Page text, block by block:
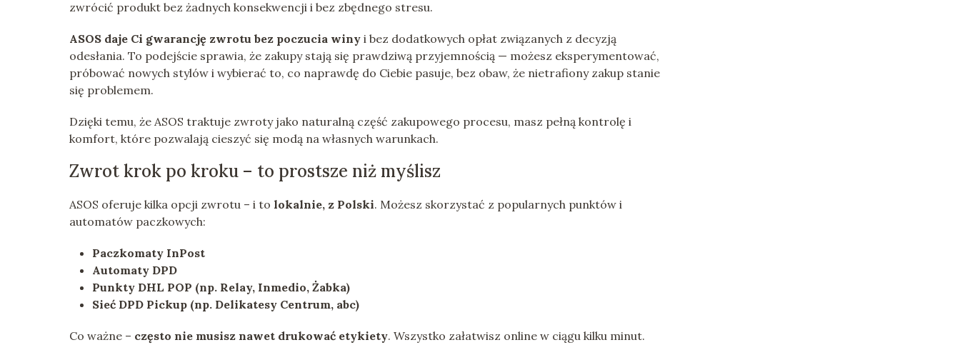
zwrócić produkt bez żadnych konsekwencji i bez zbędnego stresu.
ASOS daje Ci gwarancję zwrotu bez poczucia winy i bez dodatkowych opłat związanych z decyzją
odesłania. To podejście sprawia, że zakupy stają się prawdziwą przyjemnością — możesz eksperymentować,
próbować nowych stylów i wybierać to, co naprawdę do Ciebie pasuje, bez obaw, że nietrafiony zakup stanie
się problemem.
Dzięki temu, że ASOS traktuje zwroty jako naturalną część zakupowego procesu, masz pełną kontrolę i
komfort, które pozwalają cieszyć się modą na własnych warunkach.
Zwrot krok po kroku – to prostsze niż myślisz
ASOS oferuje kilka opcji zwrotu – i to lokalnie, z Polski. Możesz skorzystać z popularnych punktów i
automatów paczkowych:
Paczkomaty InPost
Automaty DPD
Punkty DHL POP (np. Relay, Inmedio, Żabka)
Sieć DPD Pickup (np. Delikatesy Centrum, abc)
Co ważne – często nie musisz nawet drukować etykiety. Wszystko załatwisz online w ciągu kilku minut.